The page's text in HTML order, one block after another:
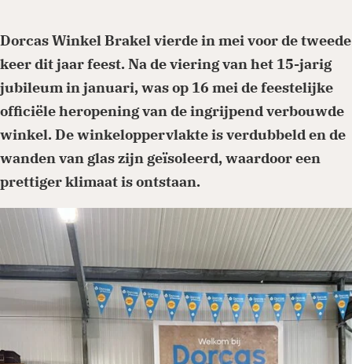
Dorcas Winkel Brakel vierde in mei voor de tweede
keer dit jaar feest. Na de viering van het 15-jarig
jubileum in januari, was op 16 mei de feestelijke
officiële heropening van de ingrijpend verbouwde
winkel. De winkeloppervlakte is verdubbeld en de
wanden van glas zijn geïsoleerd, waardoor een
prettiger klimaat is ontstaan.
belastingvoordeel.
Doneren